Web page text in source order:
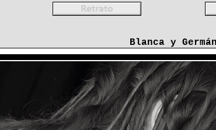
Blanca y